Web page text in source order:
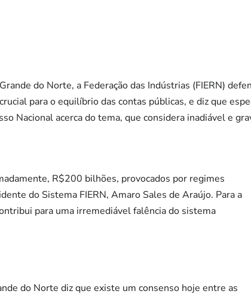
do Norte, a Federação das Indústrias (FIERN)
para o equilíbrio das contas públicas, e diz que
Nacional acerca do tema, que considera inadiável e
R$200 bilhões, provocados por regimes
do Sistema FIERN, Amaro Sales de Araújo. Para a
para uma irremediável falência do sistema
do Norte diz que existe um consenso hoje entre as